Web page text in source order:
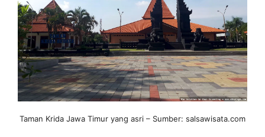
Taman Krida Jawa Timur yang asri – Sumber: salsawisata.com